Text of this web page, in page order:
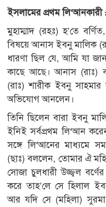
ইসলামের প্রথম লি‘আনকারী :
মুহাম্মাদ (রহঃ) হ’তে
বিষয়ে আনাস ইবনু মালিক
ধারণা ছিল যে, আমি যা
কাছে আছে। আনাস (রাঃ)
(রাঃ) শারীক ইবনু সাহমার
অভিযোগ আনলেন।
তিনি ছিলেন বারা ইবনু
ইনিই সর্বপ্রথম লি‘আন
সঙ্গে লি‘আনের মাধ্যমে
(ছাঃ) বললেন, তোমার ঐ
সোজা চুলধারী উজ্জ্বল
করে তাহ’লে সে হিলাল
আর যদি সে (মহিলা)